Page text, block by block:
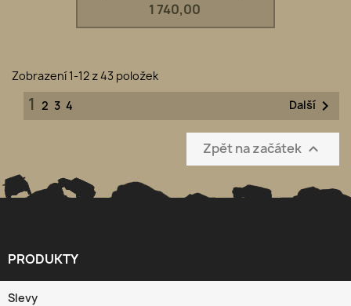
1 740,00
Zobrazení 1-12 z 43 položek
1 2 3 4 Další 
Zpět na začátek 
PRODUKTY
Slevy